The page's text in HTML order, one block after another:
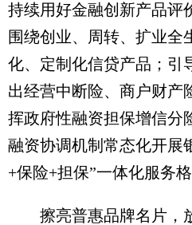
持续用好金融创新产品评
围绕创业、周转、扩业全
化、定制化信贷产品；引
出经营中断险、商户财产
挥政府性融资担保增信分
融资协调机制常态化开展
+保险+担保”一体化服务格
擦亮普惠品牌名片，